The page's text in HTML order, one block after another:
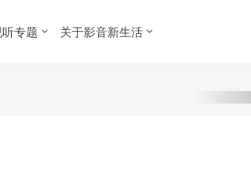
专题 关于影音新生活